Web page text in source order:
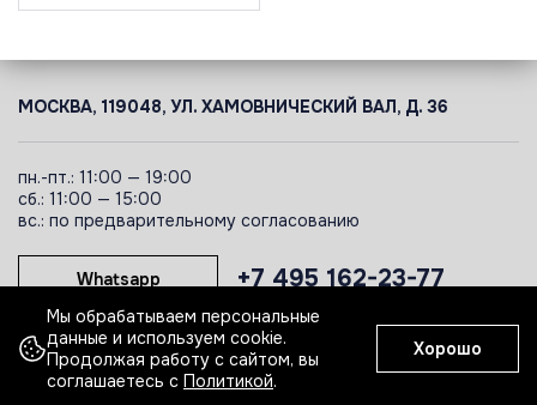
МОСКВА, 119048, УЛ. ХАМОВНИЧЕСКИЙ ВАЛ, Д. 36
пн.-пт.: 11:00 — 19:00
сб.: 11:00 — 15:00
вс.: по предварительному согласованию
+7 495 162-23-77
Whatsapp
Telegram
Мы обрабатываем персональные
данные и используем cookie.
Продолжая работу с сайтом, вы
соглашаетесь с Политикой.
Хорошо